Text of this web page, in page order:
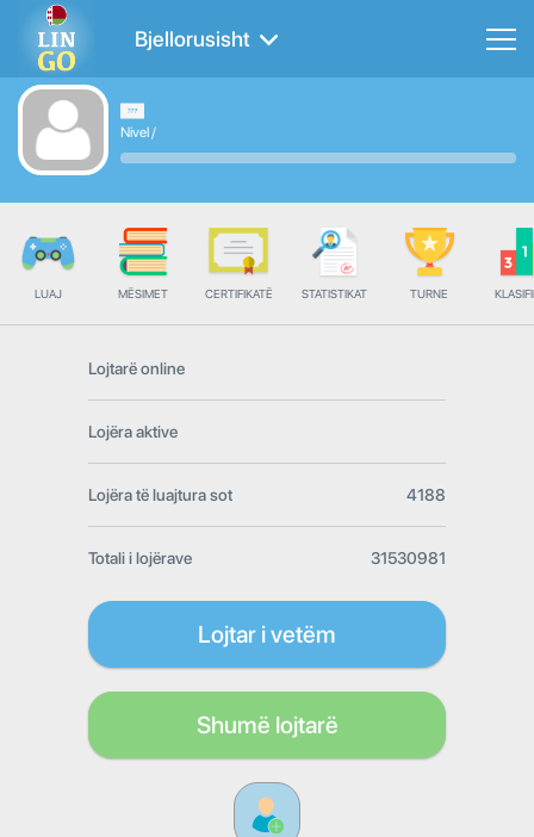
Bjellorusisht
Nivel/
LUAJ MËSIMET CERTIFIKATË STATISTIKAT TURNE
Lojtarë online
Lojëra aktive
Lojëra të luajtura sot 4188
Totali i lojërave 31530981
Lojtar i vetëm
Shumë lojtarë